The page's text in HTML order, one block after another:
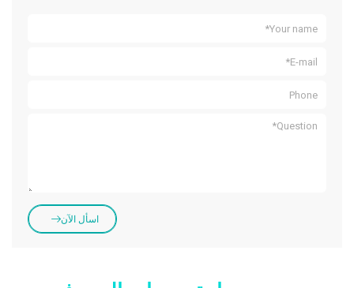
اسأل الآن